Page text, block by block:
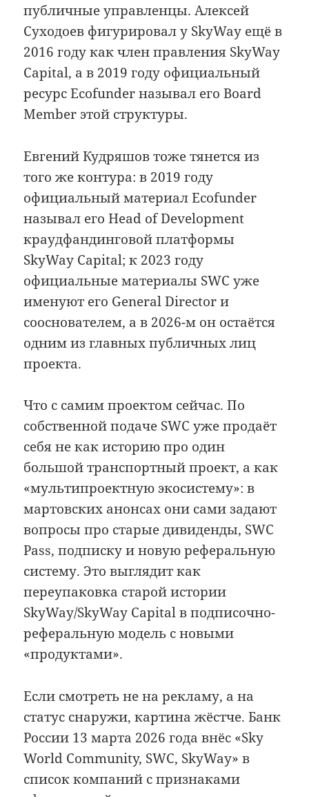
публичные управленцы. Алексей
Суходоев фигурировал у SkyWay ещё в
2016 году как член правления SkyWay
Capital, а в 2019 году официальный
ресурс Ecofunder называл его Board
Member этой структуры.
Евгений Кудряшов тоже тянется из
того же контура: в 2019 году
официальный материал Ecofunder
называл его Head of Development
краудфандинговой платформы
SkyWay Capital; к 2023 году
официальные материалы SWC уже
именуют его General Director и
сооснователем, а в 2026-м он остаётся
одним из главных публичных лиц
проекта.
Что с самим проектом сейчас. По
собственной подаче SWC уже продаёт
себя не как историю про один
большой транспортный проект, а как
«мультипроектную экосистему»: в
мартовских анонсах они сами задают
вопросы про старые дивиденды, SWC
Pass, подписку и новую реферальную
систему. Это выглядит как
переупаковка старой истории
SkyWay/SkyWay Capital в подписочно-
реферальную модель с новыми
«продуктами».
Если смотреть не на рекламу, а на
статус снаружи, картина жёстче. Банк
России 13 марта 2026 года внёс «Sky
World Community, SWC, SkyWay» в
список компаний с признаками